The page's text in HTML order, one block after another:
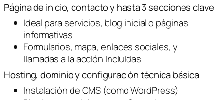
Página de inicio, contacto y hasta 3 secciones clave
Ideal para servicios, blog inicial o páginas
informativas
Formularios, mapa, enlaces sociales, y
llamadas a la acción incluidas
Hosting, dominio y configuración técnica básica
Instalación de CMS (como WordPress)